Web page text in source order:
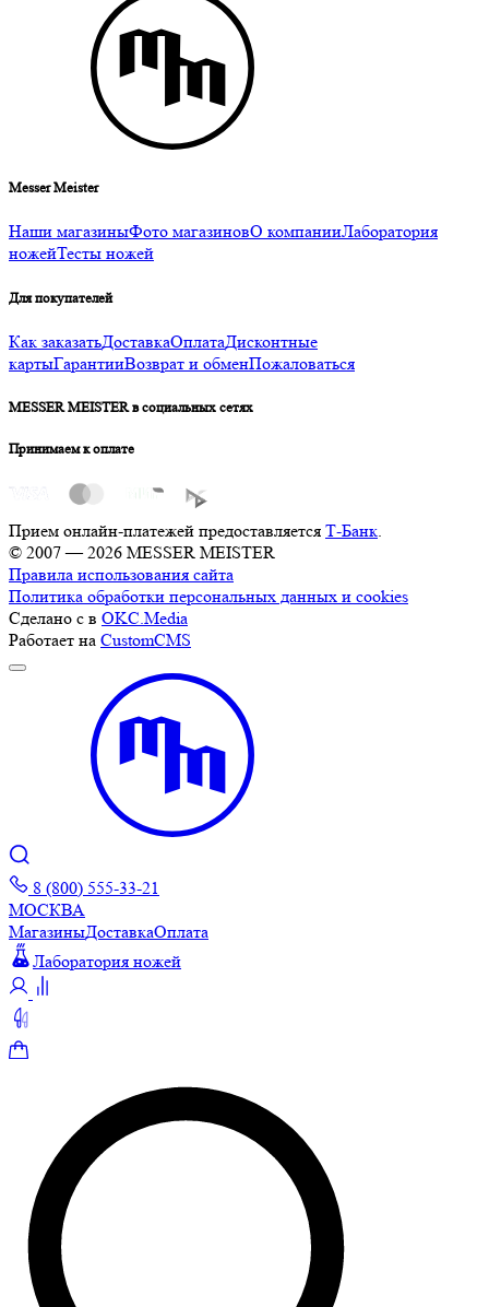
Messer Meister
Наши магазиныФото магазиновО компанииЛаборатория
ножейТесты ножей
Для покупателей
Как заказатьДоставкаОплатаДисконтные
картыГарантииВозврат и обменПожаловаться
MESSER MEISTER в социальных сетях
Принимаем к оплате
Прием онлайн-платежей предоставляется Т-Банк.
© 2007 — 2026 MESSER MEISTER
Правила использования сайта
Политика обработки персональных данных и cookies
Сделано с в OKC.Media
Работает на CustomCMS
8 (800) 555-33-21
МОСКВА
МагазиныДоставкаОплата
Лаборатория ножей